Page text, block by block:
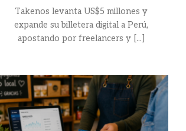
Takenos levanta US$5 millones y
expande su billetera digital a Perú,
apostando por freelancers y [...]